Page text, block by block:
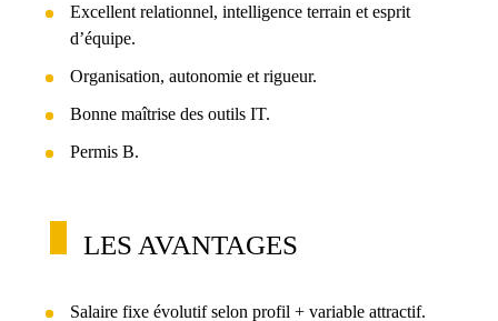
Excellent relationnel, intelligence terrain et esprit
d’équipe.
Organisation, autonomie et rigueur.
Bonne maîtrise des outils IT.
Permis B.
LES AVANTAGES
Salaire fixe évolutif selon profil + variable attractif.